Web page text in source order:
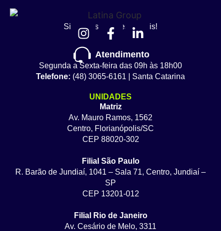
Siga nossas redes sociais!
Atendimento
Segunda a Sexta-feira das 09h às 18h00
Telefone: (48) 3065-6161 | Santa Catarina
UNIDADES
Matriz
Av. Mauro Ramos, 1562
Centro, Florianópolis/SC
CEP 88020-302
Filial São Paulo
R. Barão de Jundiaí, 1041 – Sala 71, Centro, Jundiaí –
SP
CEP 13201-012
Filial Rio de Janeiro
Av. Cesário de Melo, 3311